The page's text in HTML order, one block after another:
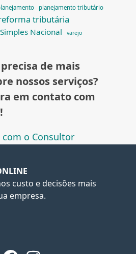
planejamento tributário
tributária
Simples Nacional varejo
de mais
nossos serviços?
em contato com
com o Consultor
custo e decisões mais
empresa.